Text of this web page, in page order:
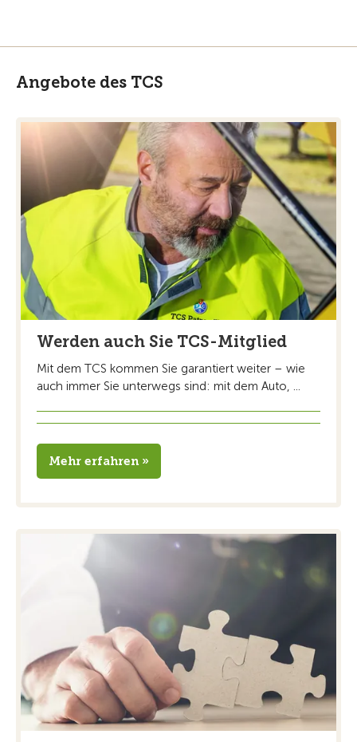
Angebote des TCS
Werden auch Sie TCS-Mitglied
Mit dem TCS kommen Sie garantiert weiter – wie
auch immer Sie unterwegs sind: mit dem Auto, ...
Mehr erfahren »